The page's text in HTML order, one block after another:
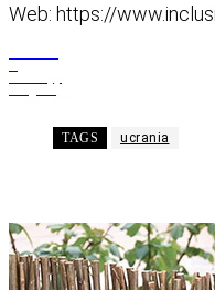
Web: https://
TAGS ucrania